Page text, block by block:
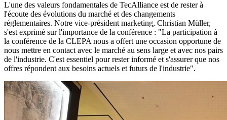
L'une des valeurs fondamentales de TecAlliance est de rester à
l'écoute des évolutions du marché et des changements
réglementaires. Notre vice-président marketing, Christian Müller,
s'est exprimé sur l'importance de la conférence : "La participation à
la conférence de la CLEPA nous a offert une occasion opportune de
nous mettre en contact avec le marché au sens large et avec nos pairs
de l'industrie. C'est essentiel pour rester informé et s'assurer que nos
offres répondent aux besoins actuels et futurs de l'industrie".